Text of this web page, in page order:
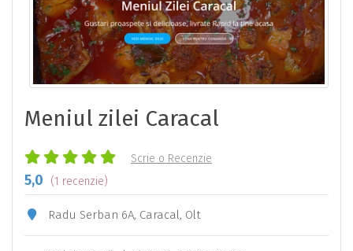
Meniul zilei Caracal
Scrie o Recenzie
5,0 (1 recenzie)
Radu Serban 6A, Caracal, Olt